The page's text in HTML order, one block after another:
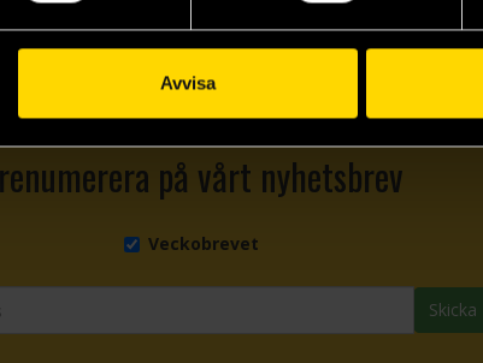
Avvisa
på vårt nyhetsbrev
Veckobrevet
Skicka